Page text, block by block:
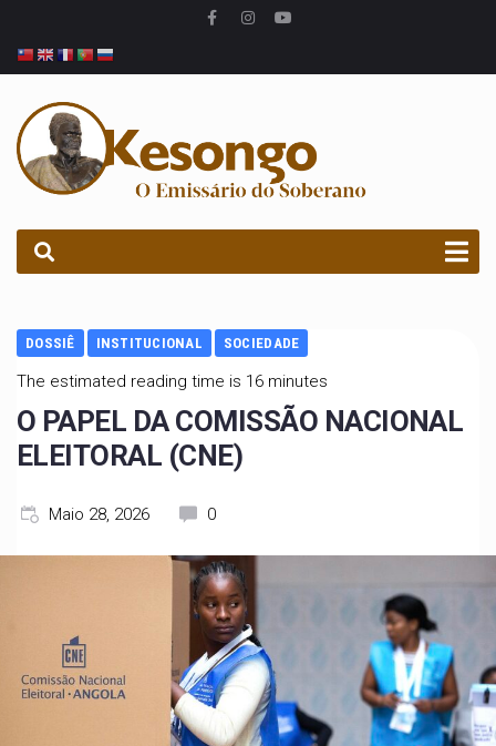
DOSSIÊ INSTITUCIONAL SOCIEDADE
The estimated reading time is 16 minutes
O PAPEL DA COMISSÃO NACIONAL
ELEITORAL (CNE)
Maio 28, 2026 0
PROCURAR